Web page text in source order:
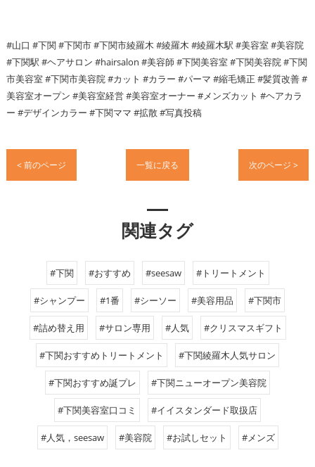
#山口 #下関 #下関市 #下関市綾羅木 #綾羅木 #綾羅木駅 #美容室 #美容院
#下関駅 #ヘアサロン #hairsalon #美容師 #下関美容室 #下関美容院 #下関
市美容室 #下関市美容院 #カット #カラー #パーマ #縮毛矯正 #髪質改善 #
美容室オープン #美容室経営 #美容室オーナー #メンズカット #ヘアカラ
ー #デザインカラー #下関ママ #拡散 #写真投稿
< 前のページ 一覧に戻る 次のページ >
関連タグ
#下関 #おすすめ #seesaw #トリートメント
#シャンプー #1番 #シーソー #美容用品 #下関市
#詰め替え用 #サロン専用 #人気 #クリスマスギフト
#下関おすすめトリートメント #下関綾羅木人気サロン
#下関おすすめ誕プレ #下関ニューオープン美容院
#下関美容室口コミ #イイスタンダード取扱店
#人気，seesaw #美容院 #お試しセット #メンズ